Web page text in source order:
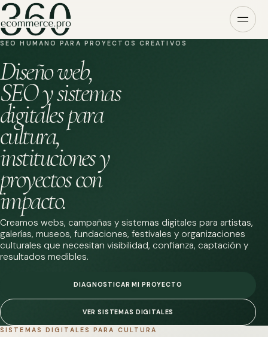
SEO HUMANO PARA PROYECTOS CREATIVOS
Diseño web,
SEO y sistemas
digitales para
cultura,
instituciones y
proyectos con
impacto.
Creamos webs, campañas y sistemas digitales para artistas,
galerías, museos, fundaciones, festivales y organizaciones
culturales que necesitan visibilidad, confianza, captación y
resultados medibles.
DIAGNOSTICAR MI PROYECTO
VER SISTEMAS DIGITALES
SISTEMAS DIGITALES PARA CULTURA